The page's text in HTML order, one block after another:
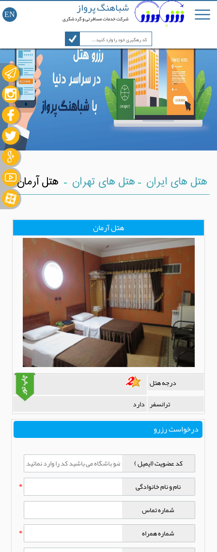
EN شباهنگ پرواز
شرکت خدمات مسافرتی و گردشگری
هتل های ایران -هتل های تهران - هتل آرمان
هتل آرمان
درجه هتل
ترانسفر دارد
درخواست رزرو
کد عضویت (ایمیل )
نام و نام خانوادگی
*
شماره تماس
شماره همراه
*